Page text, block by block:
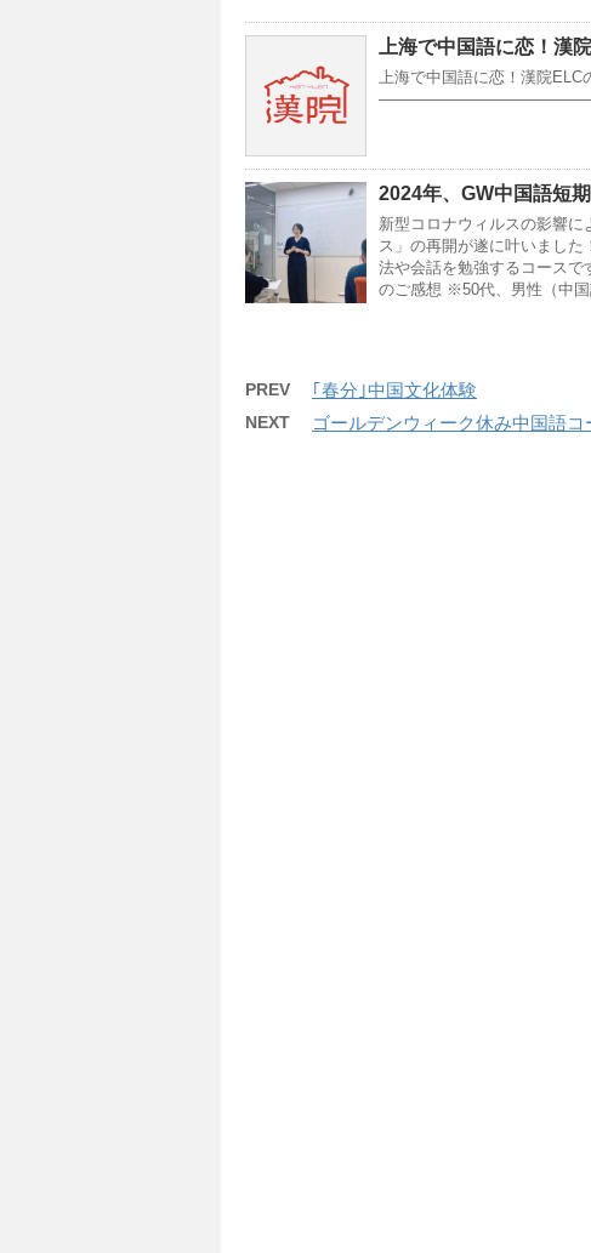
上海で中国語に恋！漢
上海で中国語に恋！漢院ELC
2024年、GW中国語短
新型コロナウィルスの影響
ス」の再開が遂に叶いまし
法や会話を勉強するコース
のご感想 ※50代、男性（中
PREV ｢春分｣中国文化体験
NEXT ゴールデンウィーク休み中国語コ